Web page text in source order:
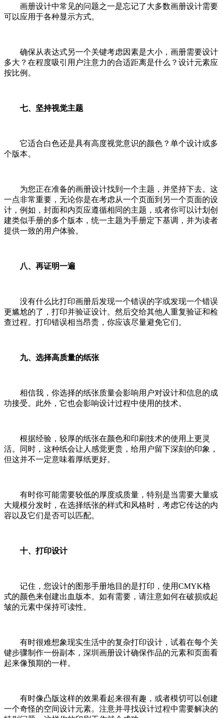
画册设计中常见的问题之一是忘记了大多数画册设计需要
可以应用于各种显示方式。
确保从表达式另一个关键考虑因素是大小，画册需要设计
多大？在程度吸引用户注意力的合适距离是什么？设计元素应
按比例。
七、坚持视觉主题
它适合白色还是具有高度视觉意识的颜色？单个设计或多
个版本。
为您正在准备的画册设计找到一个主题，并坚持下去。这
一点非常重要，无论你是在考虑从一个页面到另一个页面的设
计，例如，封面和内页应遵循相同的主题，或者你可以计划创
建类似手册的多个版本，统一主题为手册定下基调，并为读者
提供一致的用户体验。
八、再证明一遍
没有什么比打印画册后发现一个错误的字或发现一个错误
更尴尬的了，打印并验证设计。然后交给其他人重复验证和检
查过程。打印错误相当昂贵，你应该尽量避免它们。
九、选择高质量的纸张
相信我，你选择的纸张质量会影响用户对设计和信息的成
功接受。此外，它也会影响设计过程中使用的技术。
根据经验，较厚的纸张在颜色和印刷技术的使用上更灵
活。同时，这种纸会让人感觉更贵，给用户留下深刻的印象，
但这并不一定意味着厚纸更好。
有时你可能需要较低的厚度或质量，特别是当需要大量或
大规模分发时，在选择纸张的样式和风格时，考虑它传达的内
容以及它们是否可以匹配。
十、打印设计
记住，您设计的图形手册地目的是打印，使用CMYK格
式的颜色来创建出血版本。如有需要，请注意如何在破损或起
皱的元素中保持可读性。
有时很难想象现实生活中的复杂打印设计，试着在每个关
键步骤制作一份副本，深圳画册设计确保作品的元素和页面看
起来像预期的一样。
有时像凸版这样的效果看起来很有趣，或者模切可以创建
一个奇怪的空间设计元素。注意并寻找设计过程中需要解决的